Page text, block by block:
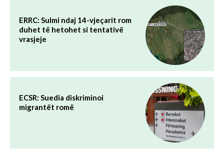
ERRC: Sulmi ndaj 14-vjeçarit rom
duhet të hetohet si tentativë
vrasjeje
ECSR: Suedia diskriminoi
migrantët romë